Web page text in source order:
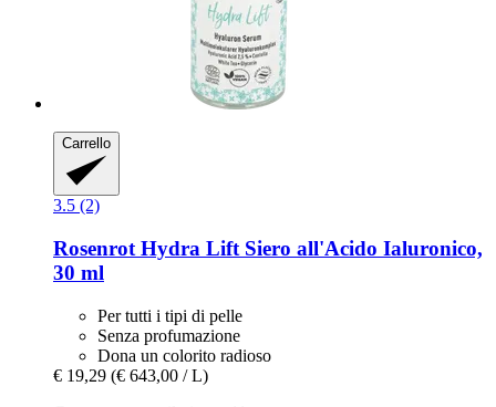
Carrello
3.5 (2)
Rosenrot Hydra Lift Siero all'Acido Ialuronico,
30 ml
Per tutti i tipi di pelle
Senza profumazione
Dona un colorito radioso
€ 19,29 (€ 643,00 / L)